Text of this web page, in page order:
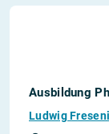
Ausbildung
Ludwig